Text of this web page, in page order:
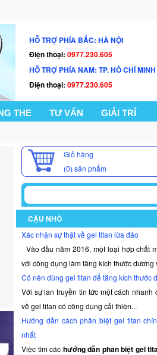
HỖ TRỢ PHÍA BẮC: HÀ NỘI
Điện thoại: 0977.230.605
HỖ TRỢ PHÍA NAM: TP. HỒ CHÍ MINH
Điện thoại: 0977.230.605
THE TƯ VẤN GIẢI TRÍ
Giỏ hàng
(0) sản phẩm
CẬU NHỎ
Xác nhận sự thật về gel titan lừa đảo
Vào đầu năm 2016, một loại hợp chất
với công dụng làm tăng kích thước dương
Có nên dùng gel titan để tăng kích thước
Với sự lan truyền tin tức một cách nhanh
về gel titan có công dụng cải thiện...
Hướng dẫn cách phân biệt gel titan
nhất
Việc tìm các hướng dẫn phân biệt gel